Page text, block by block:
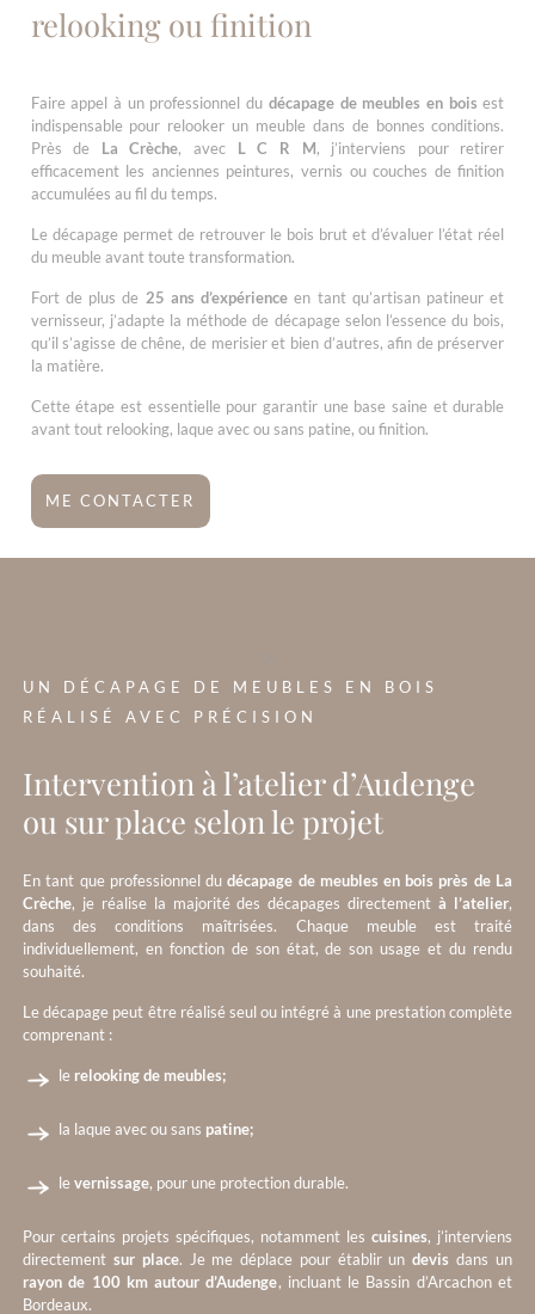
relooking ou finition
Faire appel à un professionnel du décapage de meubles en bois est
indispensable pour relooker un meuble dans de bonnes conditions.
Près de La Crèche, avec L C R M, j’interviens pour retirer
efficacement les anciennes peintures, vernis ou couches de finition
accumulées au fil du temps.
Le décapage permet de retrouver le bois brut et d’évaluer l’état réel
du meuble avant toute transformation.
Fort de plus de 25 ans d’expérience en tant qu’artisan patineur et
vernisseur, j’adapte la méthode de décapage selon l’essence du bois,
qu’il s’agisse de chêne, de merisier et bien d’autres, afin de préserver
la matière.
Cette étape est essentielle pour garantir une base saine et durable
avant tout relooking, laque avec ou sans patine, ou finition.
ME CONTACTER
UN DÉCAPAGE DE MEUBLES EN BOIS
RÉALISÉ AVEC PRÉCISION
Intervention à l’atelier d’Audenge
ou sur place selon le projet
En tant que professionnel dudécapage de meubles en bois près de La
Crèche, je réalise la majorité des décapages directement à l’atelier,
dans des conditions maîtrisées. Chaque meuble est traité
individuellement, en fonction de son état, de son usage et du rendu
souhaité.
Le décapage peut être réalisé seul ou intégré à une prestation complète
comprenant :
le relooking de meubles;
la laque avec ou sans patine;
levernissage, pour une protection durable.
Pour certains projets spécifiques, notamment les cuisines, j’interviens
directement sur place. Je me déplace pour établir undevis dans un
rayon de 100 km autour d’Audenge, incluant le Bassin d’Arcachon et
Bordeaux.